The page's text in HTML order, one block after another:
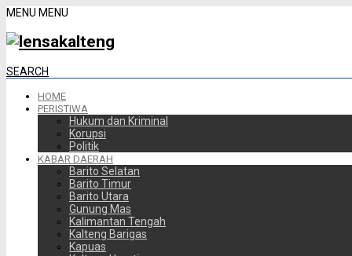
MENU MENU
SEARCH
HOME
PERISTIWA
Hukum dan Kriminal
Korupsi
Politik
KABAR DAERAH
Barito Selatan
Barito Timur
Barito Utara
Gunung Mas
Kalimantan Tengah
Kalteng Barigas
Kapuas